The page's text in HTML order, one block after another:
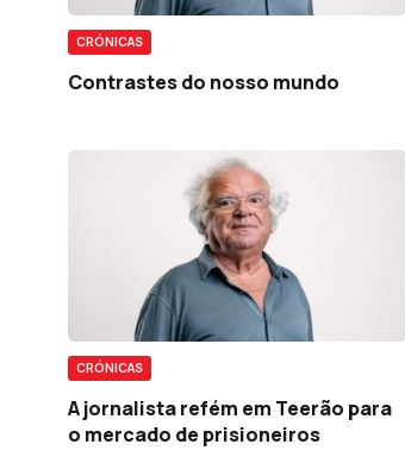
CRÓNICAS
Contrastes do nosso mundo
CRÓNICAS
A jornalista refém em Teerão para
o mercado de prisioneiros